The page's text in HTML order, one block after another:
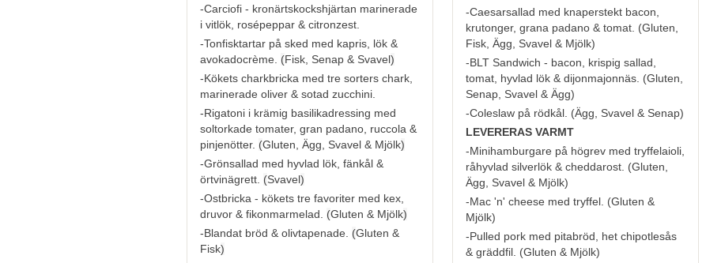
-Carciofi - kronärtskockshjärtan marinerade
i vitlök, rosépeppar & citronzest.
-Tonfisktartar på sked med kapris, lök &
avokadocrème. (Fisk, Senap & Svavel)
-Kökets charkbricka med tre sorters chark,
marinerade oliver & sotad zucchini.
-Rigatoni i krämig basilikadressing med
soltorkade tomater, gran padano, ruccola &
pinjenötter. (Gluten, Ägg, Svavel & Mjölk)
-Grönsallad med hyvlad lök, fänkål &
örtvinägrett. (Svavel)
-Ostbricka - kökets tre favoriter med kex,
druvor & fikonmarmelad. (Gluten & Mjölk)
-Blandat bröd & olivtapenade. (Gluten &
Fisk)
-Caesarsallad med knaperstekt bacon,
krutonger, grana padano & tomat. (Gluten,
Fisk, Ägg, Svavel & Mjölk)
-BLT Sandwich - bacon, krispig sallad,
tomat, hyvlad lök & dijonmajonnäs. (Gluten,
Senap, Svavel & Ägg)
-Coleslaw på rödkål. (Ägg, Svavel & Senap)
LEVERERAS VARMT
-Minihamburgare på högrev med tryffelaioli,
råhyvlad silverlök & cheddarost. (Gluten,
Ägg, Svavel & Mjölk)
-Mac 'n' cheese med tryffel. (Gluten &
Mjölk)
-Pulled pork med pitabröd, het chipotlesås
& gräddfil. (Gluten & Mjölk)